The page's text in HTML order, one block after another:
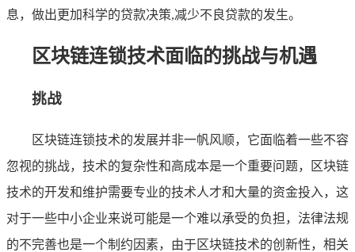
息，做出更加科学的贷款决策,减少不良贷款的发生。
区块链连锁技术面临的挑战与机遇
挑战
区块链连锁技术的发展并非一帆风顺，它面临着一些不容
忽视的挑战，技术的复杂性和高成本是一个重要问题，区块链
技术的开发和维护需要专业的技术人才和大量的资金投入，这
对于一些中小企业来说可能是一个难以承受的负担，法律法规
的不完善也是一个制约因素，由于区块链技术的创新性，相关